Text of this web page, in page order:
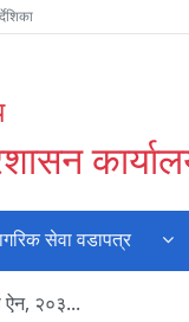
सेवा वडापत्र
ऐन, २०३...